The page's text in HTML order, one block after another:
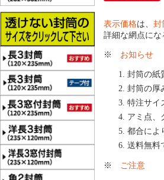
表示価格は、 封
詳細な網点に
※ お知らせ
封筒の紙
封筒の厚
特注サイ
アミ点、
都合によ
送料無料
※ ご注意